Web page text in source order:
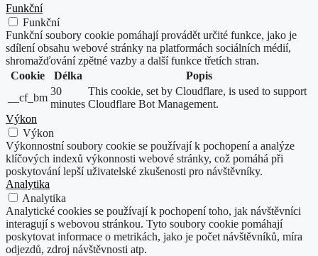
Funkční
Funkční
Funkční soubory cookie pomáhají provádět určité funkce, jako je
sdílení obsahu webové stránky na platformách sociálních médií,
shromažďování zpětné vazby a další funkce třetích stran.
Cookie
Délka
Popis
__cf_bm
30
minutes
This cookie, set by Cloudflare, is used to support
Cloudflare Bot Management.
Výkon
Výkon
Výkonnostní soubory cookie se používají k pochopení a analýze
klíčových indexů výkonnosti webové stránky, což pomáhá při
poskytování lepší uživatelské zkušenosti pro návštěvníky.
Analytika
Analytika
Analytické cookies se používají k pochopení toho, jak návštěvníci
interagují s webovou stránkou. Tyto soubory cookie pomáhají
poskytovat informace o metrikách, jako je počet návštěvníků, míra
odjezdů, zdroj návštěvnosti atp.